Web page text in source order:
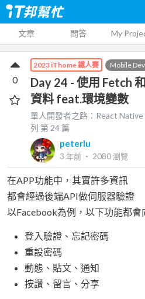
文章 問答 My
2023 iThome 鐵人賽 Mobile
Day 24 - 使用 Fetch
資料 feat.環境變數
單人開發者之路：React
列 第24 篇
peterlu
3 年前 ‧ 2080瀏覽
0
在APP功能中，其實許多資訊
都會經過後端API做伺服器驗證
以Facebook為例，以下功能都
登入驗證、忘記密碼
重設密碼
動態、貼文、通知
按讚、留言、分享